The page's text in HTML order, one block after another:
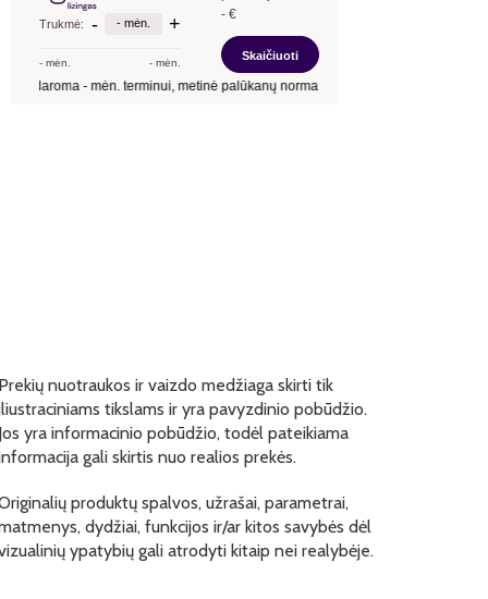
nuotraukos ir vaizdo medžiaga skirti tik
tikslams ir yra pavyzdinio pobūdžio.
yra informacinio pobūdžio, todėl pateikiama
gali skirtis nuo realios prekės.
produktų spalvos, užrašai, parametrai,
dydžiai, funkcijos ir/ar kitos savybės dėl
ypatybių gali atrodyti kitaip nei realybėje.